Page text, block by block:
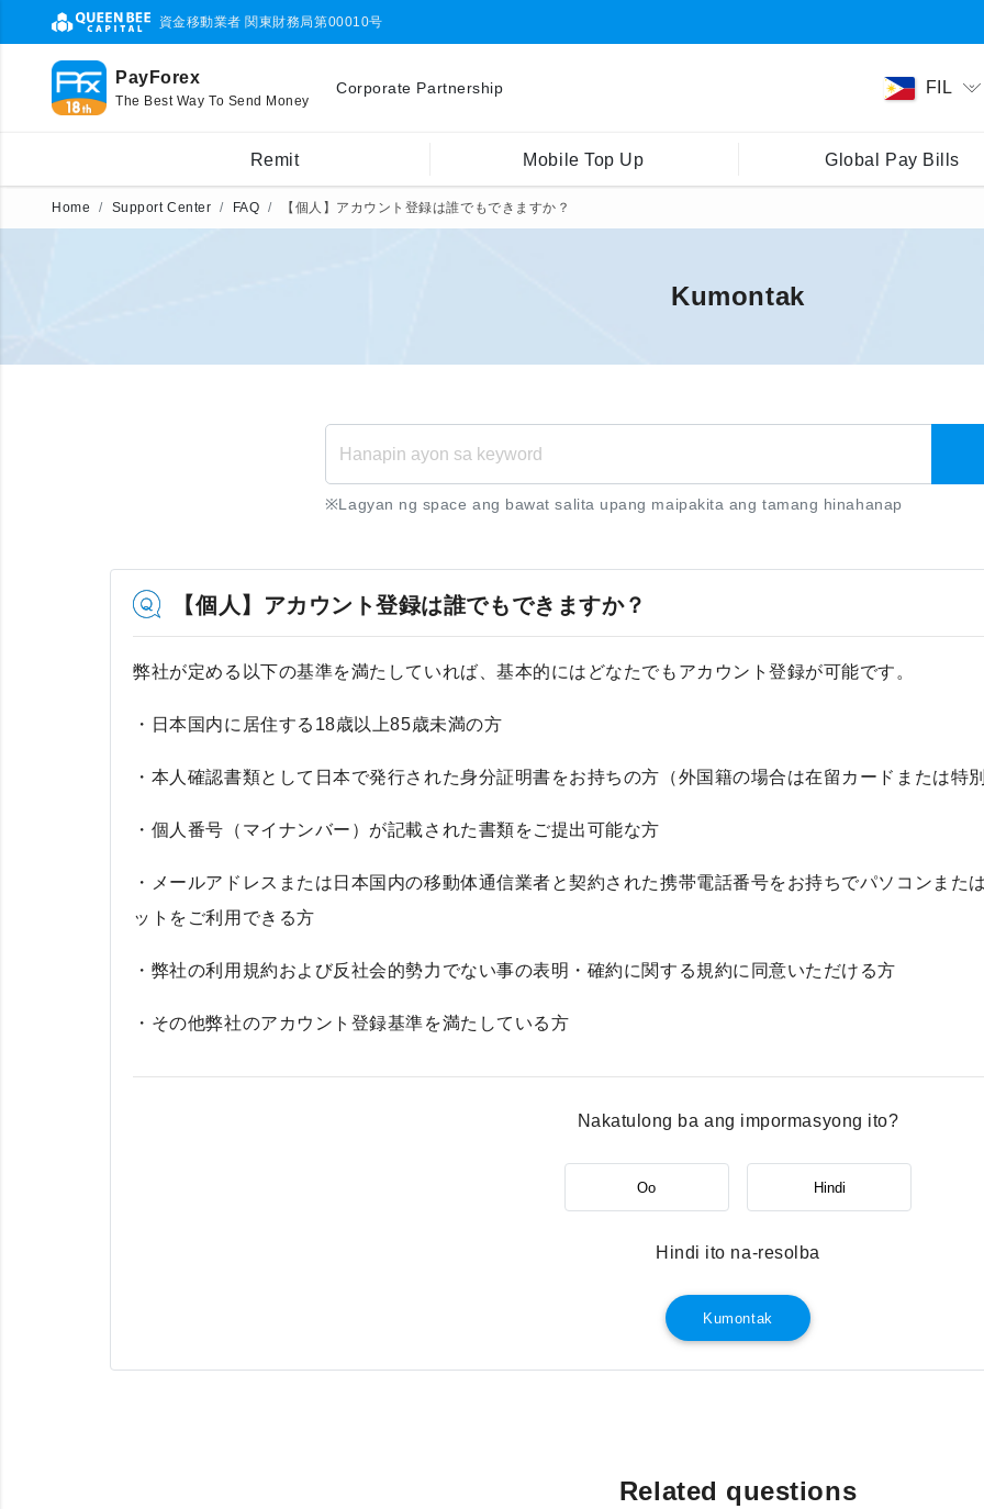
資金移動業者 関東財務局第00010号
PayForex
The Best Way To Send Money
Corporate Partnership FIL
Remit Mobile Top Up Global Pay Bills
Home Support Center FAQ 【個人】アカウント登録は誰でもできますか？
Kumontak
※Lagyan ng space ang bawat salita upang maipakita ang tamang hinahanap
【個人】アカウント登録は誰でもできますか？
弊社が定める以下の基準を満たしていれば、基本的にはどなたでもアカウント登録が可能です。
・日本国内に居住する18歳以上85歳未満の方
・本人確認書類として日本で発行された身分証明書をお持ちの方（外国籍の場合は在留カードまたは特
・個人番号（マイナンバー）が記載された書類をご提出可能な方
・メールアドレスまたは日本国内の移動体通信業者と契約された携帯電話番号をお持ちでパソコンまた
ットをご利用できる方
・弊社の利用規約および反社会的勢力でない事の表明・確約に関する規約に同意いただける方
・その他弊社のアカウント登録基準を満たしている方
Nakatulong ba ang impormasyong ito?
Oo Hindi
Hindi ito na-resolba
Kumontak
Related questions